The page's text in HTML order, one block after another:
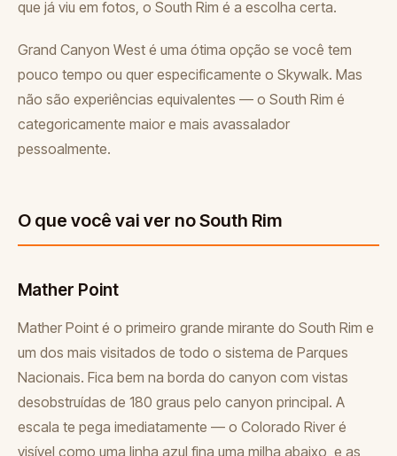
que já viu em fotos, o South Rim é a escolha certa.
Grand Canyon West é uma ótima opção se você tem
pouco tempo ou quer especificamente o Skywalk. Mas
não são experiências equivalentes — o South Rim é
categoricamente maior e mais avassalador
pessoalmente.
O que você vai ver no South Rim
Mather Point
Mather Point é o primeiro grande mirante do South Rim e
um dos mais visitados de todo o sistema de Parques
Nacionais. Fica bem na borda do canyon com vistas
desobstruídas de 180 graus pelo canyon principal. A
escala te pega imediatamente — o Colorado River é
visível como uma linha azul fina uma milha abaixo, e as